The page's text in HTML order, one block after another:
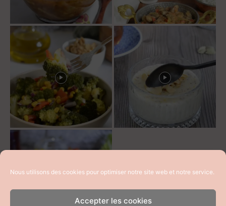
Nous utilisons des cookies pour optimiser notre site web et notre service.
Accepter les cookies